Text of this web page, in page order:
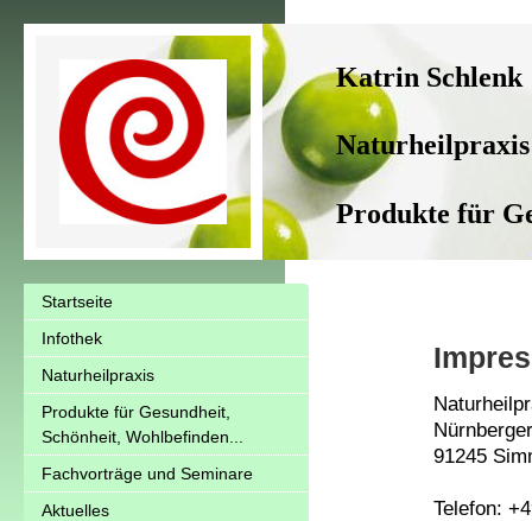
Katrin Schlenk
Produkte für
91245
Telefon:
Startseite
Infothek
Naturheilpraxis
Produkte für Gesundheit,
Schönheit, Wohlbefinden...
Fachvorträge und Seminare
Aktuelles